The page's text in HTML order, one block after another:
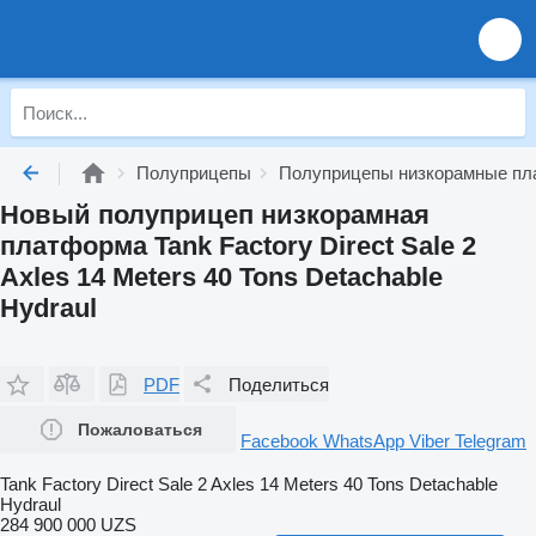
Полуприцепы Полуприцепы низкорамные
Новый полуприцеп низкорамная
платформа Tank Factory Direct Sale 2
Axles 14 Meters 40 Tons Detachable
Hydraul
PDF Поделиться
Пожаловаться
Facebook WhatsApp Viber Telegram
Tank Factory Direct Sale 2 Axles 14 Meters 40 Tons Detachable
Hydraul
284 900 000 UZS